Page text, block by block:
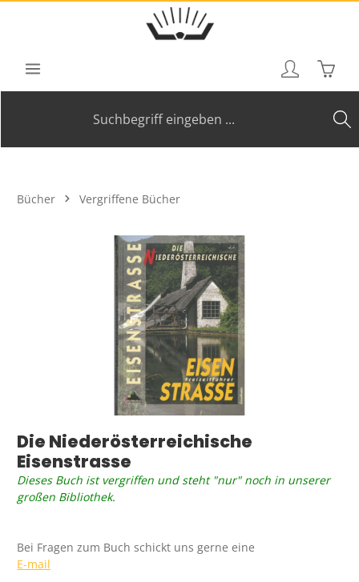
Zum Hauptinhalt springen
Bücher Vergriffene Bücher
Bildergalerie überspringen
Die Niederösterreichische
Eisenstrasse
Dieses Buch ist vergriffen und steht "nur" noch in unserer
großen Bibliothek.
Bei Fragen zum Buch schickt uns gerne eine
E-mail